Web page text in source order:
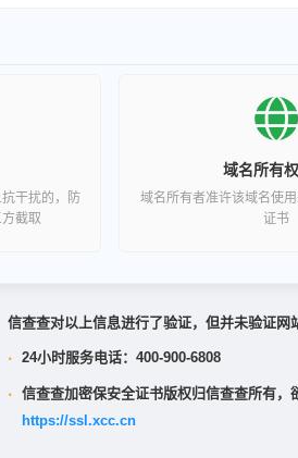
干扰的，防
截取
域名所有
域名所有者准许该域名使
证书
信查查对以上信息进行了验证，但并未验证网
· 24小时服务电话：400-900-6808
· 信查查加密保安全证书版权归信查查所有
https://ssl.xcc.cn